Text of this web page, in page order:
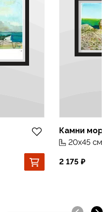
Камни море
20x45 см
2 175